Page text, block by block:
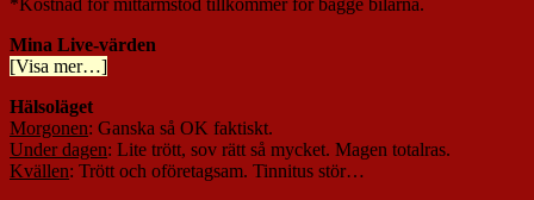
*Kostnad för mittarmstöd tillkommer för bägge bilarna.
Mina Live-värden
[Visa mer…]
Hälsoläget
Morgonen: Ganska så OK faktiskt.
Under dagen: Lite trött, sov rätt så mycket. Magen totalras.
Kvällen: Trött och oföretagsam. Tinnitus stör…